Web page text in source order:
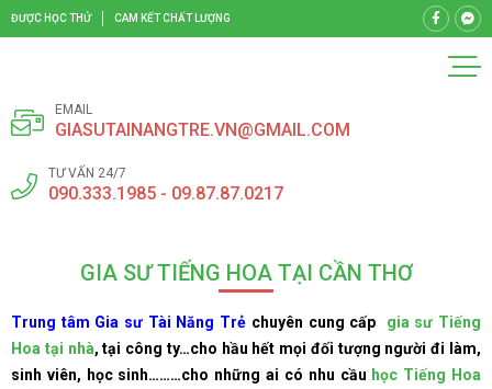
ĐƯỢC HỌC THỬ CAM KẾT CHẤT LƯỢNG
EMAIL
GIASUTAINANGTRE.VN@GMAIL.COM
TƯ VẤN 24/7
090.333.1985 - 09.87.87.0217
GIA SƯ TIẾNG HOA TẠI CẦN THƠ
Trung tâm Gia sư Tài Năng Trẻ chuyên cung cấp gia sư Tiếng
Hoa tại nhà, tại công ty…cho hầu hết mọi đối tượng người đi làm,
sinh viên, học sinh………cho những ai có nhu cầu học Tiếng Hoa